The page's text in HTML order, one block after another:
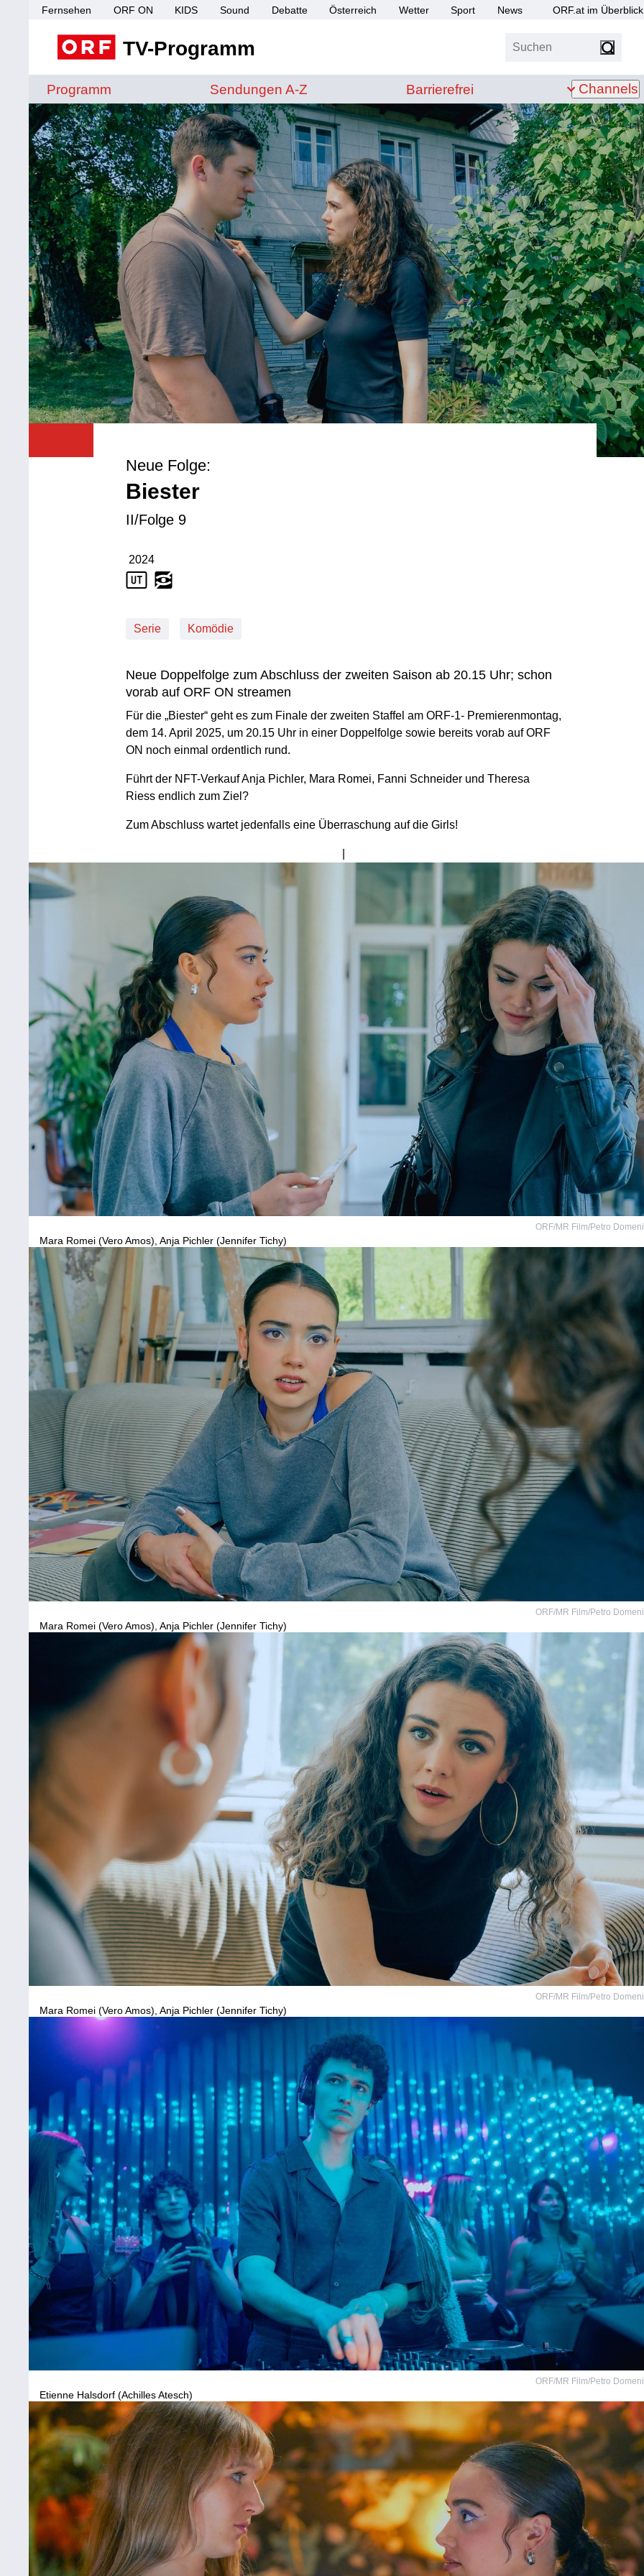
Fernsehen ORF ON KIDS Sound Debatte Österreich Wetter Sport News ORF.at im Überblick
TV-Programm Suchen
Programm Sendungen von A bis Z
Sendungen A-Z Barrierefrei
Barrierefrei Channels
Neue Folge:
Biester
II/Folge 9
Produktionsjahr: 2024
2024
Serie Komödie
Neue Doppelfolge zum Abschluss der zweiten Saison ab 20.15 Uhr; schon
vorab auf ORF ON streamen
Für die „Biester“ geht es zum Finale der zweiten Staffel am ORF-1- Premierenmontag,
dem 14. April 2025, um 20.15 Uhr in einer Doppelfolge sowie bereits vorab auf ORF
ON noch einmal ordentlich rund.
Führt der NFT-Verkauf Anja Pichler, Mara Romei, Fanni Schneider und Theresa
Riess endlich zum Ziel?
Zum Abschluss wartet jedenfalls eine Überraschung auf die Girls!
Bild
von
ORF/MR Film/Petro
Mara Romei (Vero Amos), Anja Pichler (Jennifer Tichy)
ORF/MR Film/Petro
Mara Romei (Vero Amos), Anja Pichler (Jennifer Tichy)
ORF/MR Film/Petro
Mara Romei (Vero Amos), Anja Pichler (Jennifer Tichy)
ORF/MR Film/Petro
Etienne Halsdorf (Achilles Atesch)